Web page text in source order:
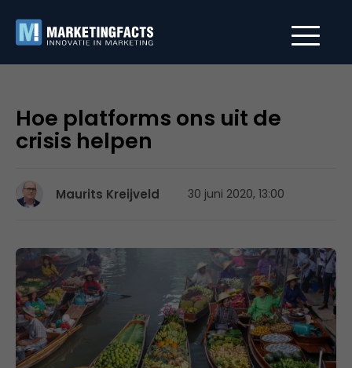
Hoe platforms ons uit de
crisis helpen
Maurits Kreijveld 30 juni 2020, 13:00